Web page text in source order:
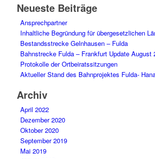
Neueste Beiträge
Ansprechpartner
Inhaltliche Begründung für übergesetzlichen
Bestandsstrecke Gelnhausen – Fulda
Bahnstrecke Fulda – Frankfurt Update August
Protokolle der Ortbeiratssitzungen
Aktueller Stand des Bahnprojektes Fulda-
Archiv
April 2022
Dezember 2020
Oktober 2020
September 2019
Mai 2019